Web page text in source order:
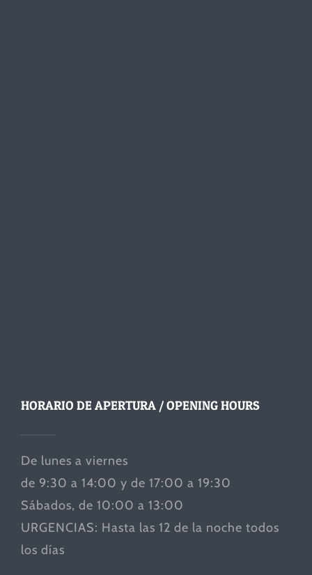
HORARIO DE APERTURA / OPENING HOURS
De lunes a viernes
de 9:30 a 14:00 y de 17:00 a 19:30
Sábados, de 10:00 a 13:00
URGENCIAS: Hasta las 12 de la noche todos
los días